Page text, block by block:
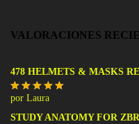
VALORACIONES
478 HELMETS & MASKS
Valorado
con5de 5
por Laura
STUDY ANATOMY FOR